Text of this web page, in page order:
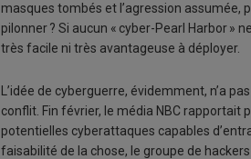
masques tombés et l’agression assumée,
pilonner ? Si aucun « cyber-Pearl Harbor »
très facile ni très avantageuse à déployer.
L’idée de cyberguerre, évidemment, n’a
conflit. Fin février, le média NBC rapportait
potentielles cyberattaques capables
faisabilité de la chose, le groupe de